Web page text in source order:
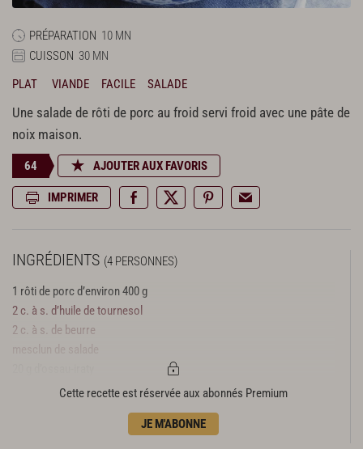
PRÉPARATION 10 MN
CUISSON 30 MN
PLAT
VIANDE FACILE SALADE
Une salade de rôti de porc au froid servi froid avec une pâte de
noix maison.
64 AJOUTER AUX FAVORIS
IMPRIMER
INGRÉDIENTS (4 PERSONNES)
1 rôti de porc d’environ 400 g
2 c. à s. d’huile de tournesol
2 c. à s. de beurre
120 g de noixCette recette est réservée aux abonnés Premium
JE M'ABONNE